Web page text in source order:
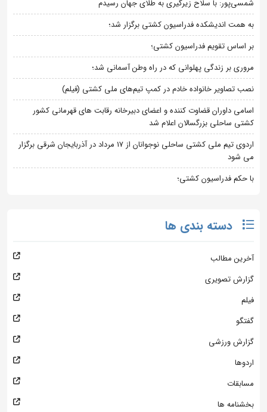
شمسی‌پور: با سلاح زیرگیری به طلای جهان رسیدم
به همت اندیشکده فدراسیون کشتی برگزار شد؛
بر اساس تقویم فدراسیون کشتی؛
مروری بر زندگی پهلوانی که در راه وطن آسمانی شد؛
نصب تصاویر خانواده خادم در کمپ تیم‌های ملی کشتی (فیلم)
اسامی داوران قضاوت کننده و اعضای دبیرخانه رقابت های قهرمانی کشور
کشتی ساحلی بزرگسالان اعلام شد
اردوی تیم ملی کشتی ساحلی نوجوانان از 17 مرداد در آذربایجان شرقی برگزار
می شود
با حکم فدراسیون کشتی؛
دسته بندی ها
آخرین مطالب
گزارش تصویری
فیلم
گفتگو
گزارش ورزشی
اردوها
مسابقات
بخشنامه ها